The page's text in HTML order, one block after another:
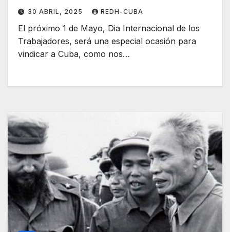
30 ABRIL, 2025 REDH-CUBA
El próximo 1 de Mayo, Dia Internacional de los
Trabajadores, será una especial ocasión para
vindicar a Cuba, como nos…